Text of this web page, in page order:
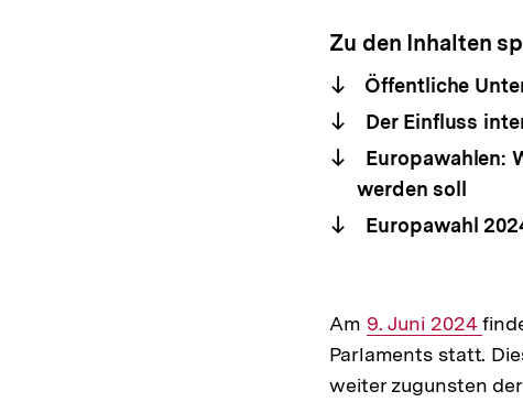
Zu den Inhalten
Öffentliche
Der Einfluss
Europawahlen:
werden soll
Europawahl
Am Interner
Link:
9. Juni 2024
Parlaments statt.
weiter zugunsten